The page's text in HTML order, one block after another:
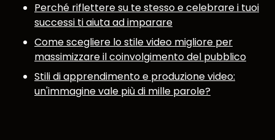
Perché riflettere su te stesso e celebrare i tuoi
successi ti aiuta ad imparare
Come scegliere lo stile video migliore per
massimizzare il coinvolgimento del pubblico
Stili di apprendimento e produzione video:
un'immagine vale più di mille parole?